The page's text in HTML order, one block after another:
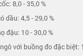
8,0 - 35,0 %
dầu: 4,5 - 29,0 %
đậu: 10 - 30,0 %
với buồng đo đặc biệt: